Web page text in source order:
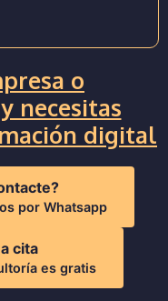
o
necesitas
digital
cita
es gratis
por Whatsapp